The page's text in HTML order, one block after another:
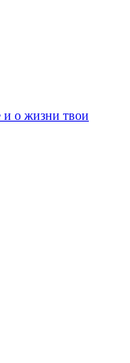
и о жизни твои